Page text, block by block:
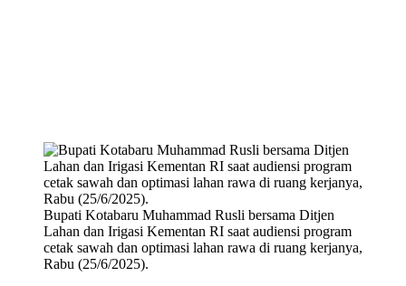
Bupati Kotabaru Muhammad Rusli bersama Ditjen
Lahan dan Irigasi Kementan RI saat audiensi program
cetak sawah dan optimasi lahan rawa di ruang kerjanya,
Rabu (25/6/2025).